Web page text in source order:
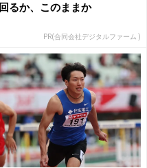
回るか、このままか
PR(合同会社デジタルファーム )